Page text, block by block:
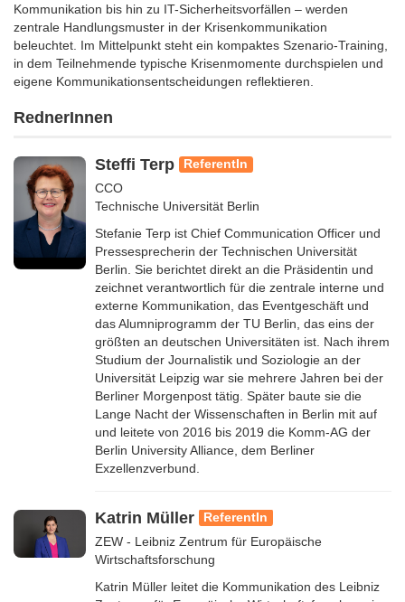
Kommunikation bis hin zu IT-Sicherheitsvorfällen – werden
zentrale Handlungsmuster in der Krisenkommunikation
beleuchtet. Im Mittelpunkt steht ein kompaktes Szenario-Training,
in dem Teilnehmende typische Krisenmomente durchspielen und
eigene Kommunikationsentscheidungen reflektieren.
RednerInnen
Steffi Terp ReferentIn
CCO
Technische Universität Berlin
Stefanie Terp ist Chief Communication Officer und
Pressesprecherin der Technischen Universität
Berlin. Sie berichtet direkt an die Präsidentin und
zeichnet verantwortlich für die zentrale interne und
externe Kommunikation, das Eventgeschäft und
das Alumniprogramm der TU Berlin, das eins der
größten an deutschen Universitäten ist. Nach ihrem
Studium der Journalistik und Soziologie an der
Universität Leipzig war sie mehrere Jahren bei der
Berliner Morgenpost tätig. Später baute sie die
Lange Nacht der Wissenschaften in Berlin mit auf
und leitete von 2016 bis 2019 die Komm-AG der
Berlin University Alliance, dem Berliner
Exzellenzverbund.
Katrin Müller ReferentIn
ZEW - Leibniz Zentrum für Europäische
Wirtschaftsforschung
Katrin Müller leitet die Kommunikation des Leibniz